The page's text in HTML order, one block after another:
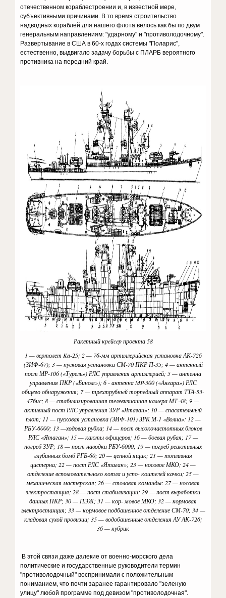
отечественном кораблестроении и, в известной мере,
субъективными причинами. В то время строительство
надводных кораблей для нашего флота велось как бы по двум
генеральным направлениям: "ударному" и "противолодочному".
Развертывание в США в 60-х годах системы "Поларис",
естественно, выдвигало задачу борьбы с ПЛАРБ вероятного
противника на передний край.
Ракетный кpeйcep проекта 58
1 — вертолет Ka-25; 2 — 76-мм артиллерийская установка АК-726
(ЗИФ-67); 3 — пусковая установка СМ-70 ПКР П-35; 4 — антенный
пост МР-106 («Турель») РЛС управления артиллерией; 5 — антенна
управления ПКР («Бином»); 6 - антенна MP-300 («Ангара») РЛС
общего обнаружения; 7 — трехтрубный торпедный аппарат ТТА-53-
47бис; 8 — стабилизированная телевизионная камера МТ-48; 9 —
активный пост РЛС управления ЗУР «Ятаган»; 10 — спасательный
плот; 11 — пусковая установка (ЗИФ-101) ЗРК М-1 «Волна»: 12 —
РБУ-6000; 13 —ходовая рубка; 14 — пост высокочастотных блоков
РЛС «Ятаган»; 15 — каюты офицеров; 16 — боевая рубая; 17 —
погреб ЗУР; 18 — пост наводки РБУ-6000; 19 — погреб реактивных
глубинных бомб РГБ-60; 20 — цепной ящик; 21 — топливная
цистерна; 22 — пост РЛС «Ятаган»; 23 — носовое МКО; 24 —
отделение вспомогательного котла и успо- коителей качки; 25 —
механическая мастерская; 26 — столовая команды: 27 — носовая
электростанция; 28 — пост стабилизации; 29 — пост выработки
данных ПКР; 30 — ПЭЖ; 31 — кор- мовое МКО; 32 — кормовая
электростанция; 33 — кормовое подбашенное отделение СМ-70; 34 —
кладовая сухой провизии; 35 — водобашенные отделения АУ АК-726;
36 — кубрик
В этой связи даже далекие от военно-морского дела
политические и государственные руководители термин
"противолодочный" воспринимали с положительным
пониманием, что почти заранее гарантировало "зеленую
улицу" любой программе под девизом "противолодочная".